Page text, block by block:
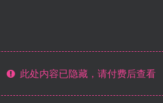
此处内容已隐藏，请付费后查看